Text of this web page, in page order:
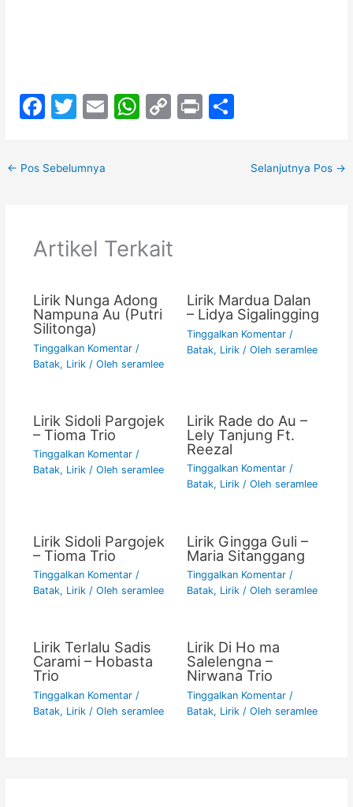
F
c
e
o
T
er
E
W
p
p
C
k
Pr
ar
← Pos Sebelumnya Selanjutnya Pos →
Artikel Terkait
Lirik Nunga Adong
Nampuna Au (Putri
Silitonga)
Tinggalkan Komentar /
Batak, Lirik/ Oleh seramlee
Lirik Mardua Dalan
– Lidya Sigalingging
Tinggalkan Komentar /
Batak, Lirik/ Oleh seramlee
Lirik Sidoli Pargojek
– Tioma Trio
Tinggalkan Komentar /
Batak, Lirik/ Oleh seramlee
Lirik Rade do Au –
Lely Tanjung Ft.
Reezal
Tinggalkan Komentar /
Batak, Lirik/ Oleh seramlee
Lirik Sidoli Pargojek
– Tioma Trio
Tinggalkan Komentar /
Batak, Lirik/ Oleh seramlee
Lirik Gingga Guli –
Maria Sitanggang
Tinggalkan Komentar /
Batak, Lirik/ Oleh seramlee
Lirik Terlalu Sadis
Carami – Hobasta
Trio
Tinggalkan Komentar /
Batak, Lirik/ Oleh seramlee
Lirik Di Ho ma
Salelengna –
Nirwana Trio
Tinggalkan Komentar /
Batak, Lirik/ Oleh seramlee